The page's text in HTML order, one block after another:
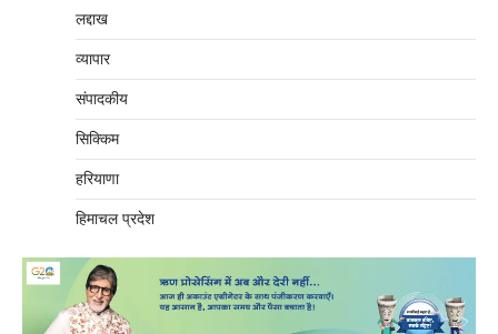
लद्दाख
व्यापार
संपादकीय
सिक्किम
हरियाणा
हिमाचल प्रदेश